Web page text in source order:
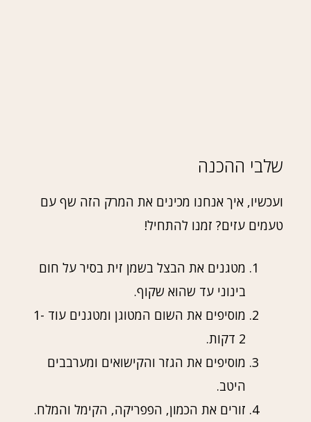
שלבי ההכנה
ועכשיו, איך אנחנו מכינים את המרק הזה שף עם
טעמים עזים? זמנו להתחיל!
מטגנים את הבצל בשמן זית בסיר על חום
בינוני עד שהוא שקוף.
מוסיפים את השום המטוגן ומטגנים עוד 1-
2 דקות.
מוסיפים את הגזר והקישואים ומערבבים
היטב.
זורים את הכמון, הפפריקה, הקימל והמלח.